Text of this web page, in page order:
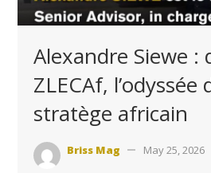
Alexandre Siewe :
ZLECAf, l’odyssée
stratège africain
Briss Mag May 25, 2026